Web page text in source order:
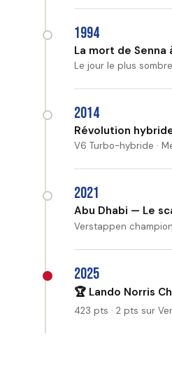
1994
La mort de Senna
Le jour le plus
2014
Révolution
V6 Turbo-hybride ·
2021
Abu Dhabi — Le
Verstappen
2025
🏆 Lando Norris
423 pts · 2 pts sur